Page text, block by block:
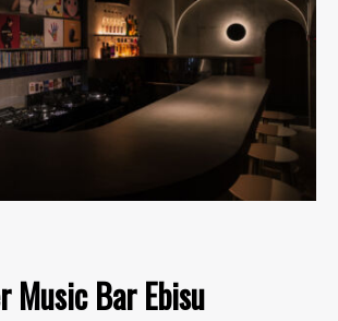
Music Bar Ebisu